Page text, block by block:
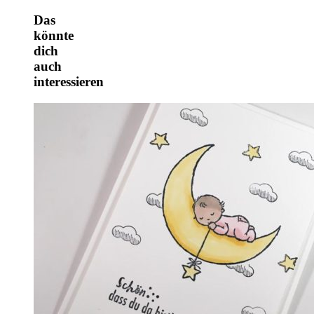
Das
könnte
dich
auch
interessieren